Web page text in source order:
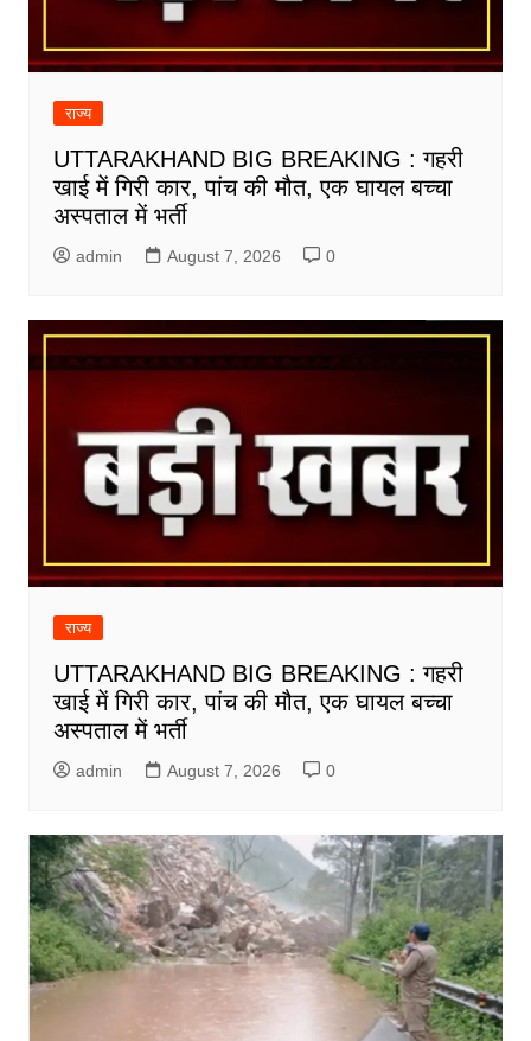
राज्य
UTTARAKHAND BIG BREAKING : गहरी
खाई में गिरी कार, पांच की मौत, एक घायल बच्चा
अस्पताल में भर्ती
admin August 7, 2026 0
राज्य
UTTARAKHAND BIG BREAKING : गहरी
खाई में गिरी कार, पांच की मौत, एक घायल बच्चा
अस्पताल में भर्ती
admin August 7, 2026 0